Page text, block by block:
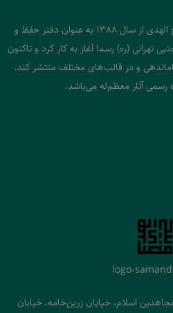
موسسه پژوهشی فرهنگی مصابیح الهدی از سال 1388 به عنوان دفتر حفظ و
تهرانی (ره) رسما آغاز به کار کرد و تاکنون
و در قالب‌های مختلف منتشر کند.
رسمی آثار معظم‌له می‌باشد.
اسلام، خیابان زرین‌خامه، خیابان